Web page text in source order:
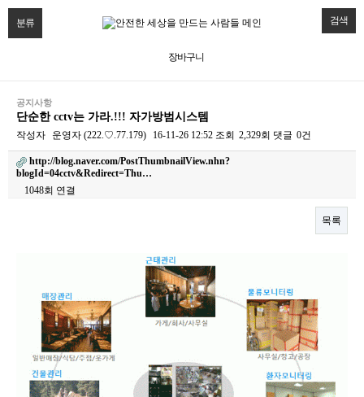
분류 검색
장바구니
공지사항
단순한 cctv는 가라.!!! 자가방범시스템
작성자 운영자 (222.♡.77.179) 16-11-26 12:52 조회 2,329회 댓글 0건
http://blog.naver.com/PostThumbnailView.nhn?
blogId=04cctv&Redirect=Thu…
1048회 연결
목록